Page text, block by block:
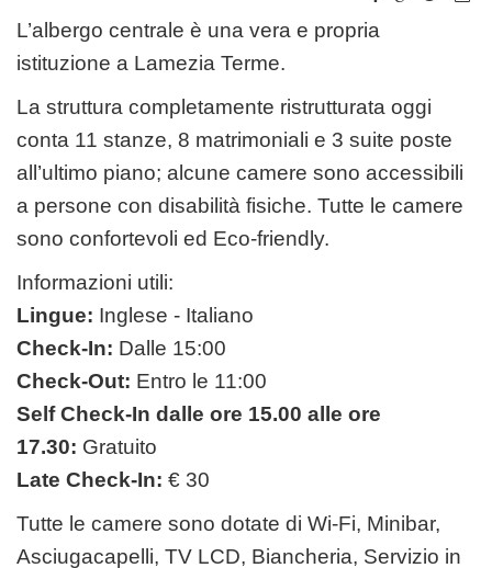
L’albergo centrale è una vera e propria
istituzione a Lamezia Terme.
La struttura completamente ristrutturata oggi
conta 11 stanze, 8 matrimoniali e 3 suite poste
all’ultimo piano; alcune camere sono accessibili
a persone con disabilità fisiche. Tutte le camere
sono confortevoli ed Eco-friendly.
Informazioni utili:
Lingue: Inglese - Italiano
Check-In: Dalle 15:00
Check-Out: Entro le 11:00
Self Check-In dalle ore 15.00 alle ore
17.30: Gratuito
Late Check-In: € 30
Tutte le camere sono dotate di Wi-Fi, Minibar,
Asciugacapelli, TV LCD, Biancheria, Servizio in